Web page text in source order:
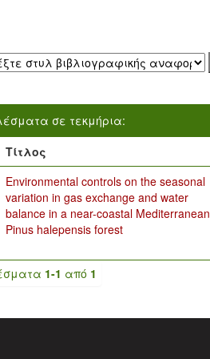
σε τεκμήρια:
Τίτλος
Environmental controls on the seasonal
variation in gas exchange and water
balance in a near-coastal Mediterranean
Pinus halepensis forest
1-1 από 1